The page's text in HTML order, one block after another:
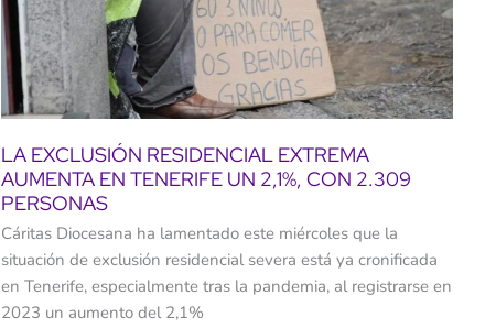
LA EXCLUSIÓN RESIDENCIAL EXTREMA
AUMENTA EN TENERIFE UN 2,1%, CON 2.309
PERSONAS
Cáritas Diocesana ha lamentado este miércoles que la
situación de exclusión residencial severa está ya cronificada
en Tenerife, especialmente tras la pandemia, al registrarse en
2023 un aumento del 2,1%